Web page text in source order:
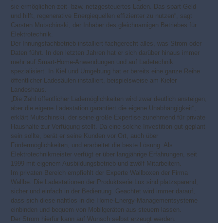
sie ermöglichen zeit- bzw. netzgesteuertes Laden. Das spart Geld
und hilft, regenerative Energiequellen effizienter zu nutzen“, sagt
Carsten Mutschinski, der Inhaber des gleichnamigen Betriebes für
Elektrotechnik.
Der Innungsfachbetrieb installiert fachgerecht alles, was Strom oder
Daten führt. In den letzten Jahren hat er sich darüber hinaus immer
mehr auf Smart-Home-Anwendungen und auf Ladetechnik
spezialisiert. In Kiel und Umgebung hat er bereits eine ganze Reihe
öffentlicher Ladesäulen installiert, beispielsweise am Kieler
Landeshaus.
„Die Zahl öffentlicher Lademöglichkeiten wird zwar deutlich ansteigen,
aber die eigene Ladestation garantiert die eigene Unabhängigkeit“,
erklärt Mutschinski, der seine große Expertise zunehmend für private
Haushalte zur Verfügung stellt. Da eine solche Investition gut geplant
sein sollte, berät er seine Kunden vor Ort, auch über
Fördermöglichkeiten, und erarbeitet die beste Lösung. Als
Elektrotechnikmeister verfügt er über langjährige Erfahrungen, seit
1999 mit eigenem Ausbildungsbetrieb und zwölf Mitarbeitern.
Im privaten Bereich empfiehlt der Experte Wallboxen der Firma
Wallbe. Die Ladestationen der Produktserie Lux sind platzsparend,
sicher und einfach in der Bedienung. Geachtet wird immer darauf,
dass sich diese nahtlos in die Home-Energy-Managementsysteme
einbinden und bequem von Mobilgeräten aus steuern lassen.
Der Strom hierfür kann auf Wunsch selbst erzeugt werden.